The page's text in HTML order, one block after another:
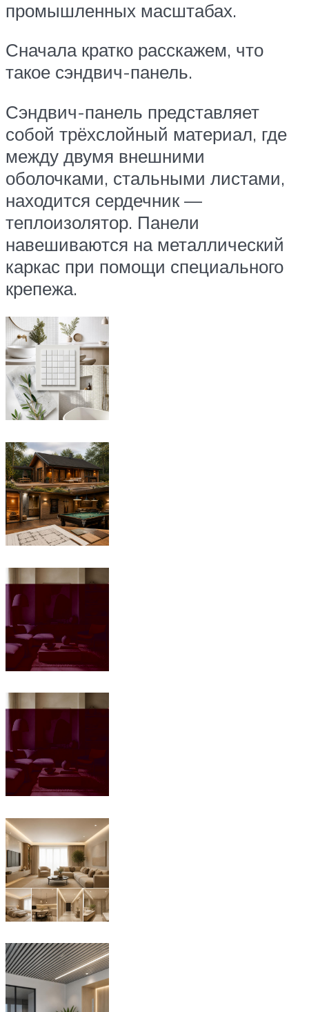
промышленных масштабах.
Сначала кратко расскажем, что
такое сэндвич-панель.
Сэндвич-панель представляет
собой трёхслойный материал, где
между двумя внешними
оболочками, стальными листами,
находится сердечник —
теплоизолятор. Панели
навешиваются на металлический
каркас при помощи специального
крепежа.